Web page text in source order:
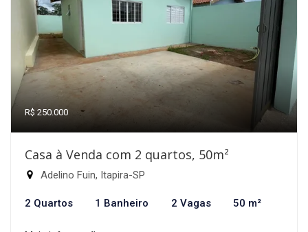
R$ 250.000
Casa à Venda com 2 quartos, 50m²
Adelino Fuin, Itapira-SP
2 Quartos 1 Banheiro 2 Vagas 50 m²